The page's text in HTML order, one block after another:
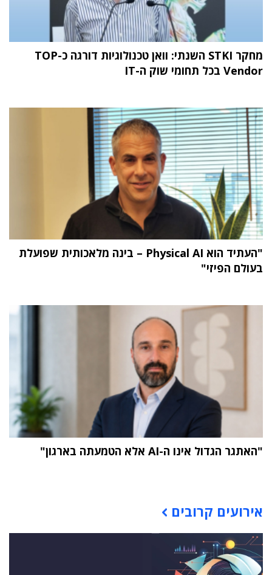
מחקר STKI השנתי: וואן טכנולוגיות דורגה כ-TOP
Vendor בכל תחומי שוק ה-IT
"העתיד הוא Physical AI – בינה מלאכותית שפועלת
בעולם הפיזי"
"האתגר הגדול אינו ה-AI אלא הטמעתה בארגון"
אירועים קרובים